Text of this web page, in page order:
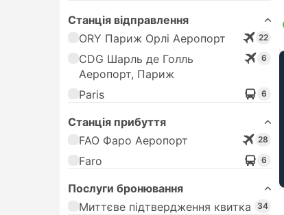
Станція відправлення
ORY Париж Орлі Аеропорт
22
CDG Шарль де Голль
Аеропорт, Париж
6
Paris 6
Станція прибуття
FAO Фаро Аеропорт
28
Faro 6
Послуги бронювання
Миттєве підтвердження квитка
34